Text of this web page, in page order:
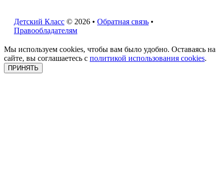
Детский Класс © 2026 • Обратная связь •
Правообладателям
Мы используем cookies, чтобы вам было удобно. Оставаясь на
сайте, вы соглашаетесь с политикой использования cookies.
ПРИНЯТЬ